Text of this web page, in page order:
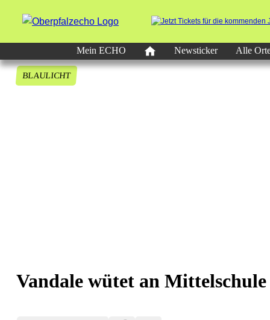
Mein ECHO
Newsticker Alle
BLAULICHT
Vandale wütet an Mittelschule